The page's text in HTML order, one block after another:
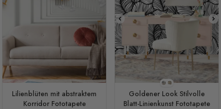
Lilienblüten mit abstraktem
Korridor Fototapete
Stil 1
Stil 2
Goldener Look Stilvolle
Blatt-Linienkunst Fototapete